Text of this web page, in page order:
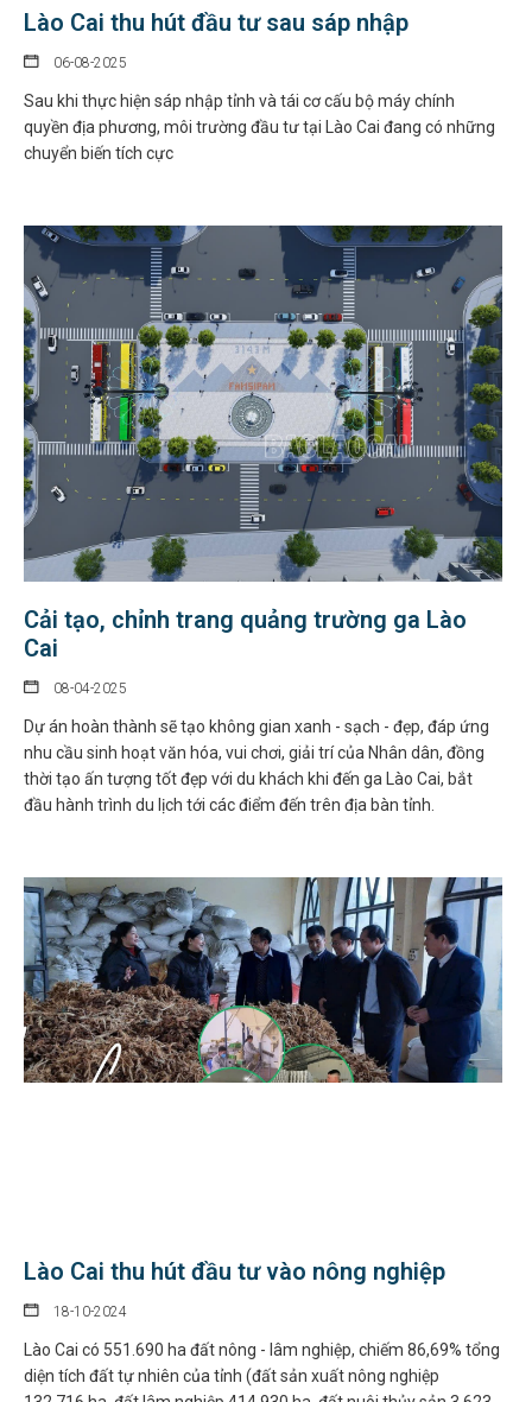
Lào Cai thu hút đầu tư sau sáp nhập
06-08-2025
Sau khi thực hiện sáp nhập tỉnh và tái cơ cấu bộ máy chính
quyền địa phương, môi trường đầu tư tại Lào Cai đang có những
chuyển biến tích cực
Cải tạo, chỉnh trang quảng trường ga Lào
Cai
08-04-2025
Dự án hoàn thành sẽ tạo không gian xanh - sạch - đẹp, đáp ứng
nhu cầu sinh hoạt văn hóa, vui chơi, giải trí của Nhân dân, đồng
thời tạo ấn tượng tốt đẹp với du khách khi đến ga Lào Cai, bắt
đầu hành trình du lịch tới các điểm đến trên địa bàn tỉnh.
Lào Cai thu hút đầu tư vào nông nghiệp
18-10-2024
Lào Cai có 551.690 ha đất nông - lâm nghiệp, chiếm 86,69% tổng
diện tích đất tự nhiên của tỉnh (đất sản xuất nông nghiệp